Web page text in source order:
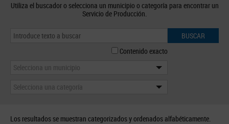
Utiliza el buscador o selecciona un municipio o categoría para encontrar un
Servicio de Producción.
BUSCAR
Contenido exacto
Selecciona un municipio
Selecciona una categoría
Los resultados se muestran categorizados y ordenados alfabéticamente.